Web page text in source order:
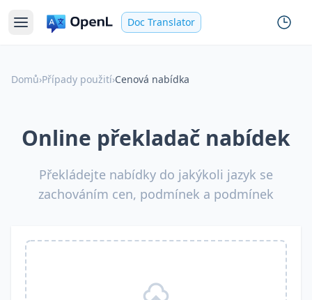
Doc Translator
Domů›Případy použití›Cenová nabídka
Online překladač nabídek
Překládejte nabídky do jakýkoli jazyk se
zachováním cen, podmínek a podmínek